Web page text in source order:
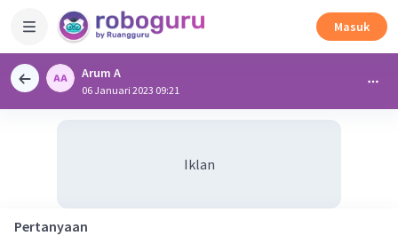
Masuk
Arum A
06 Januari 2023 09:21
Iklan
Pertanyaan